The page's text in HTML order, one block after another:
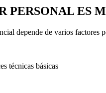
PERSONAL ES
depende de varios factores
técnicas básicas